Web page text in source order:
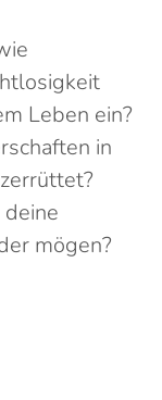
Leben ein?
in
mögen?